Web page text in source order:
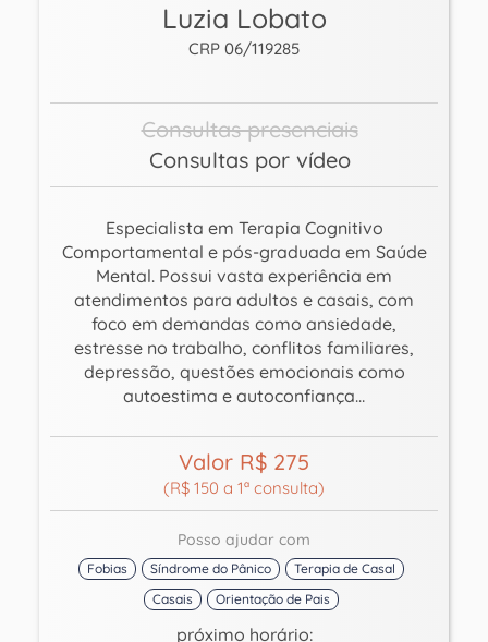
Luzia Lobato
CRP 06/119285
Consultas presenciais
Consultas por vídeo
Especialista em Terapia Cognitivo
Comportamental e pós-graduada em Saúde
Mental. Possui vasta experiência em
atendimentos para adultos e casais, com
foco em demandas como ansiedade,
estresse no trabalho, conflitos familiares,
depressão, questões emocionais como
autoestima e autoconfiança…
Valor R$ 275
(R$ 150 a 1ª consulta)
Posso ajudar com
Fobias Síndrome do Pânico
Terapia de Casal
Casais
Orientação de Pais
próximo horário: